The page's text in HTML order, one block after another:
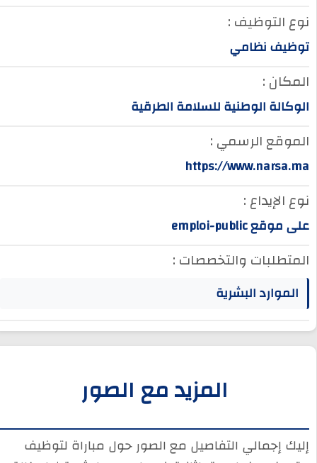
نوع التوظيف :
توظيف نظامي
المكان :
الوكالة الوطنية للسلامة الطرقية
الموقع الرسمي :
https://www.narsa.ma
نوع الإيداع :
على موقع emploi-public
المتطلبات والتخصصات :
الموارد البشرية
المزيد مع الصور
إليك إجمالي التفاصيل مع الصور حول مباراة لتوظيف